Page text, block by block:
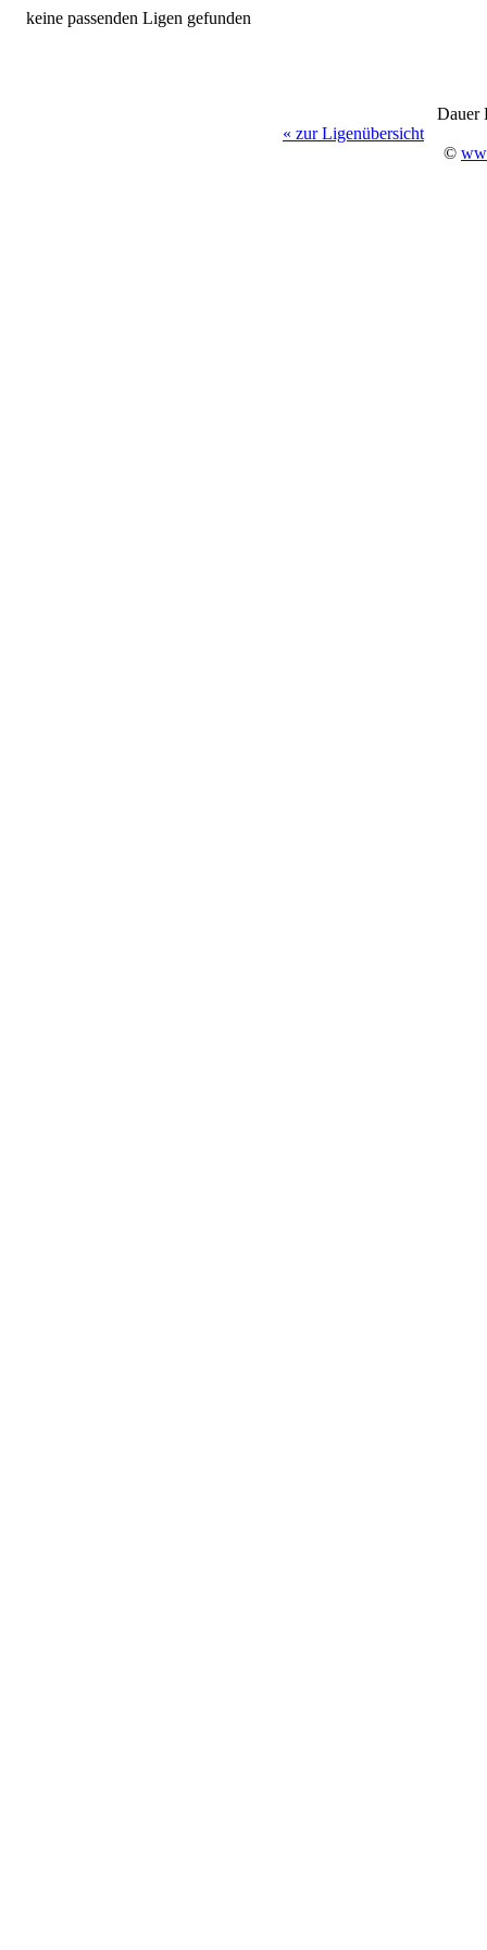
keine passenden Ligen gefunden
« zur Ligenübersicht
Dauer
©